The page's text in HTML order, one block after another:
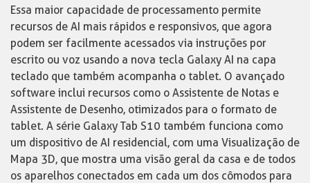
Essa maior capacidade de processamento permite
recursos de AI mais rápidos e responsivos, que agora
podem ser facilmente acessados via instruções por
escrito ou voz usando a nova tecla Galaxy AI na capa
teclado que também acompanha o tablet. O avançado
software inclui recursos como o Assistente de Notas e
Assistente de Desenho, otimizados para o formato de
tablet. A série Galaxy Tab S10 também funciona como
um dispositivo de AI residencial, com uma Visualização de
Mapa 3D, que mostra uma visão geral da casa e de todos
os aparelhos conectados em cada um dos cômodos para